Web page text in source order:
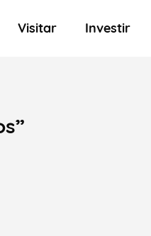
Visitar Investir